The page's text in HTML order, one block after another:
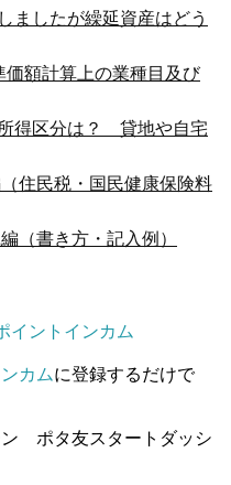
したが繰延資産はどう
額計算上の業種目及び
得区分は？ 貸地や自宅
住民税・国民健康保険料
（書き方・記入例）
カムに登録するだけで
ポタ友スタートダッシ